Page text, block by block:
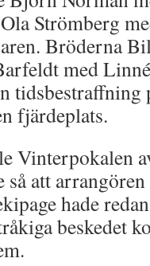
Strömberg
Bröderna
med
fjärdeplats.
Vinterpokalen
att
hade
beskedet